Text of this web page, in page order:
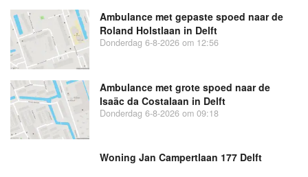
Ambulance met gepaste spoed naar de
Roland Holstlaan in Delft
Donderdag 6-8-2026 om 12:56
Ambulance met grote spoed naar de
Isaäc da Costalaan in Delft
Donderdag 6-8-2026 om 09:18
Woning Jan Campertlaan 177 Delft